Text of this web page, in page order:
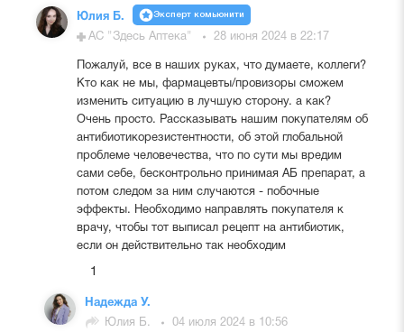
Юлия Б. Эксперт комьюнити
АС "Здесь Аптека" 28 июня 2024 в 22:17
Пожалуй, все в наших руках, что думаете, коллеги?
Кто как не мы, фармацевты/провизоры сможем
изменить ситуацию в лучшую сторону. а как?
Очень просто. Рассказывать нашим покупателям об
антибиотикорезистентности, об этой глобальной
проблеме человечества, что по сути мы вредим
сами себе, бесконтрольно принимая АБ препарат, а
потом следом за ним случаются - побочные
эффекты. Необходимо направлять покупателя к
врачу, чтобы тот выписал рецепт на антибиотик,
если он действительно так необходим
1
Надежда У.
Юлия Б.
04 июля 2024 в 10:56